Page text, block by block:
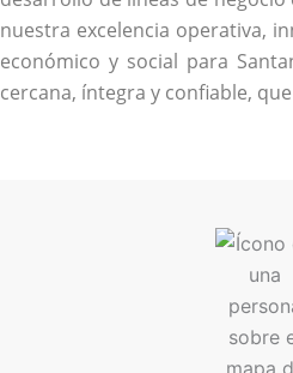
nuestra excelencia operativa,
económico y social para
cercana, íntegra y confiable,